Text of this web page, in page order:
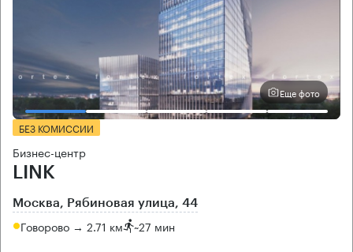
Еще фото
БЕЗ КОМИССИИ
Бизнес-центр
LINK
Москва, Рябиновая улица, 44
Говорово → 2.71 км ~27 мин